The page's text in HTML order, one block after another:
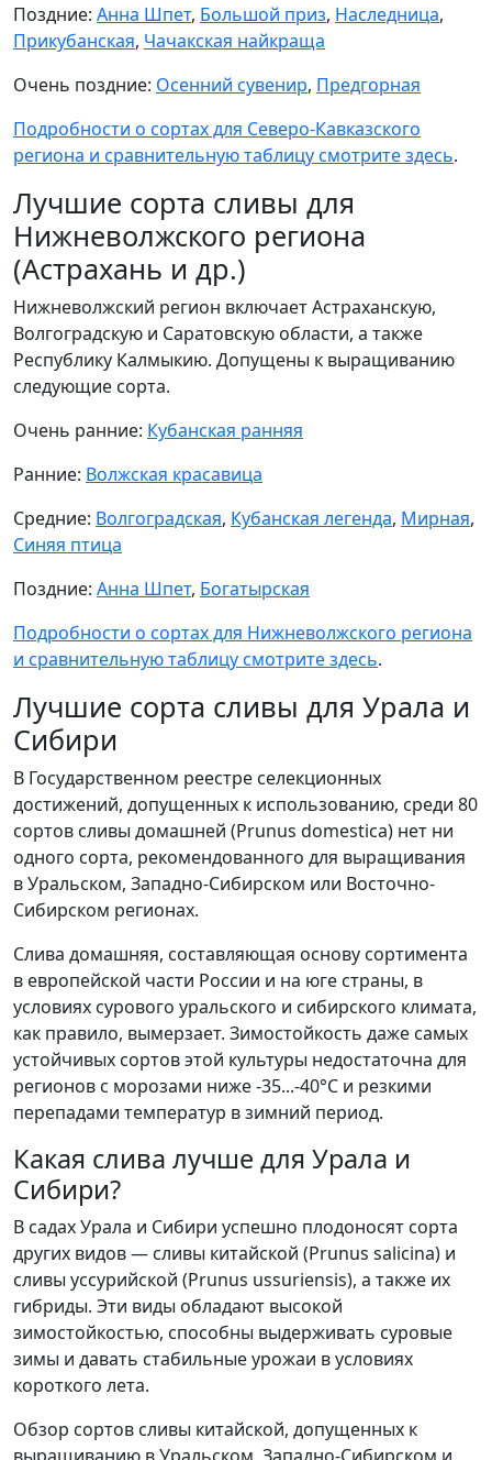
Поздние: Анна Шпет, Большой приз, Наследница,
Прикубанская, Чачакская найкраща
Очень поздние: Осенний сувенир, Предгорная
Подробности о сортах для Северо-Кавказского
региона и сравнительную таблицу смотрите здесь.
Лучшие сорта сливы для
Нижневолжского региона
(Астрахань и др.)
Нижневолжский регион включает Астраханскую,
Волгоградскую и Саратовскую области, а также
Республику Калмыкию. Допущены к выращиванию
следующие сорта.
Очень ранние: Кубанская ранняя
Ранние: Волжская красавица
Средние: Волгоградская, Кубанская легенда, Мирная,
Синяя птица
Поздние: Анна Шпет, Богатырская
Подробности о сортах для Нижневолжского региона
и сравнительную таблицу смотрите здесь.
Лучшие сорта сливы для Урала и
Сибири
В Государственном реестре селекционных
достижений, допущенных к использованию, среди 80
сортов сливы домашней (Prunus domestica) нет ни
одного сорта, рекомендованного для выращивания
в Уральском, Западно-Сибирском или Восточно-
Сибирском регионах.
Слива домашняя, составляющая основу сортимента
в европейской части России и на юге страны, в
условиях сурового уральского и сибирского климата,
как правило, вымерзает. Зимостойкость даже самых
устойчивых сортов этой культуры недостаточна для
регионов с морозами ниже -35...-40°C и резкими
перепадами температур в зимний период.
Какая слива лучше для Урала и
Сибири?
В садах Урала и Сибири успешно плодоносят сорта
других видов — сливы китайской (Prunus salicina) и
сливы уссурийской (Prunus ussuriensis), а также их
гибриды. Эти виды обладают высокой
зимостойкостью, способны выдерживать суровые
зимы и давать стабильные урожаи в условиях
короткого лета.
Обзор сортов сливы китайской, допущенных к